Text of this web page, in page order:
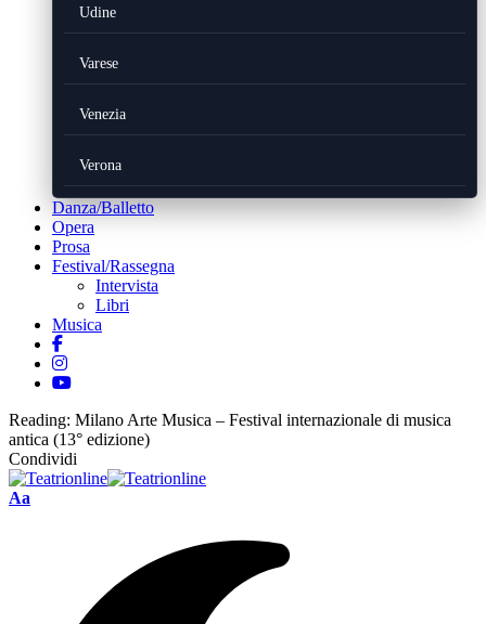
Udine
Varese
Venezia
Verona
Danza/Balletto
Opera
Prosa
Festival/Rassegna
Intervista
Libri
Musica
Reading: Milano Arte Musica – Festival internazionale di musica
antica (13° edizione)
Condividi
Font
Aa